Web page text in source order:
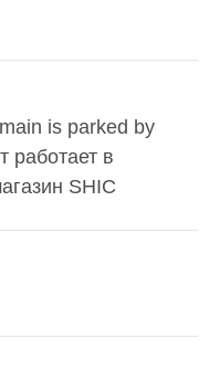
is parked by
работает в
SHIC